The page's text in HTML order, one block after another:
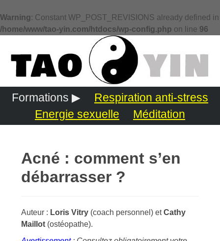
Warning: Constant WP_POST_REVISIONS already defined in
/home/www/tao-yin.com/htdocs/wp-config.php on line 96
Formations ▶
Respiration anti-stress
Energie sexuelle
Méditation
Acné : comment s’en
débarrasser ?
Auteur : Loris Vitry (coach personnel) etCathy
Maillot (ostéopathe).